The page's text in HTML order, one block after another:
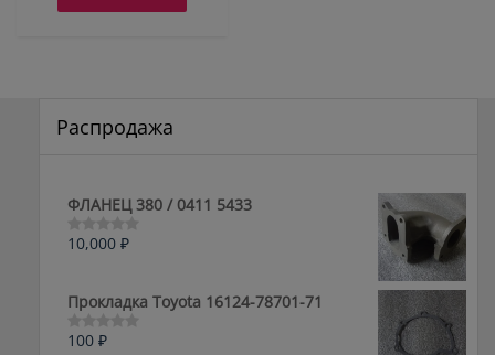
Распродажа
ФЛАНЕЦ 380 / 0411 5433
Оценка
5
10,000 ₽
Прокладка Toyota 16124-78701-71
Оценка
100 ₽